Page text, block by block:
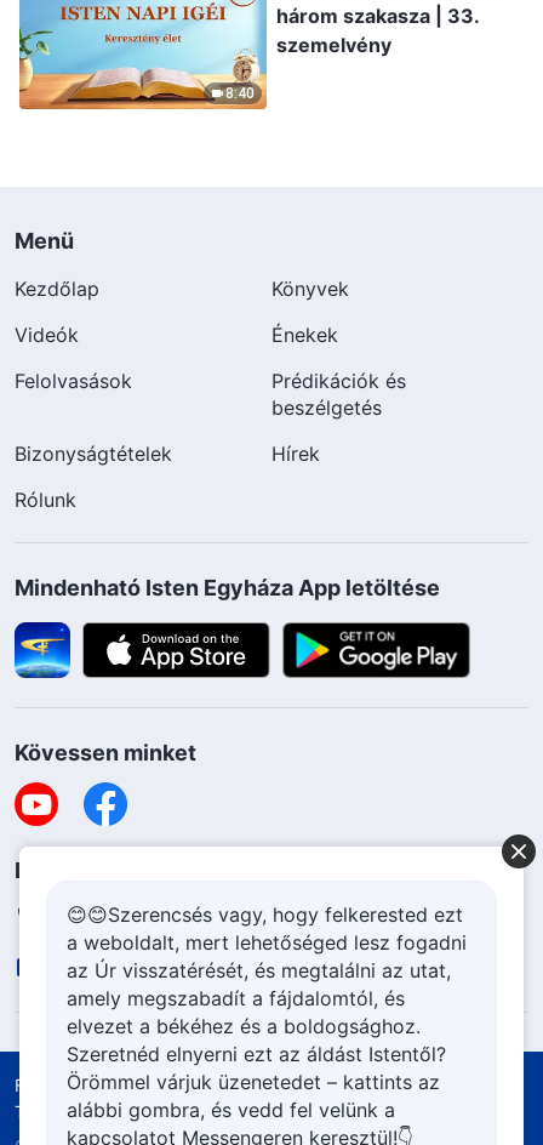
8:40
három szakasza | 33.
szemelvény
Menü
Kezdőlap
Könyvek
Videók
Énekek
Felolvasások
Prédikációk és
beszélgetés
Bizonyságtételek
Hírek
Rólunk
Mindenható Isten Egyháza App letöltése
Kövessen minket
Lépjen kapcsolatba velünk
+36-70-207-6063
contact.hu@godfootsteps.org
Felhasználási feltételek
Adatvédelmi szabályzat
Tulajdonjog elismerése
Cookie szabályzat
😊😊Szerencsés vagy, hogy felkerested ezt
a weboldalt, mert lehetőséged lesz fogadni
az Úr visszatérését, és megtalálni az utat,
amely megszabadít a fájdalomtól, és
elvezet a békéhez és a boldogsághoz.
Szeretnéd elnyerni ezt az áldást Istentől?
Örömmel várjuk üzenetedet – kattints az
alábbi gombra, és vedd fel velünk a
kapcsolatot Messengeren keresztül!👇